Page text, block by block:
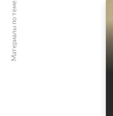
Материалы по теме